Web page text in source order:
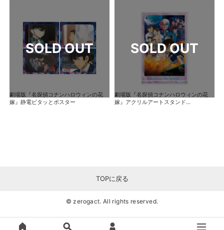
劇場版『名探偵コナンハロウィンの花
嫁』静電ピタッとポスター
劇場版『名探偵コナンハロウィンの花
嫁』アクリルアートスタンド...
TOPに戻る
© zerogact. All rights reserved.